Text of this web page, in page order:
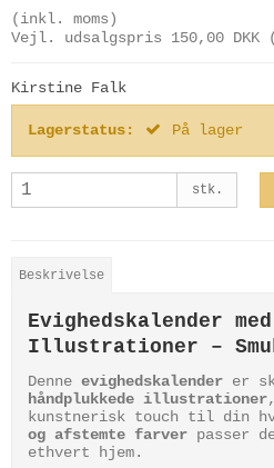
(inkl. moms)
Vejl. udsalgspris 150,00 DKK
Kirstine Falk
Lagerstatus: På lager
stk.
Beskrivelse
Evighedskalender
Illustrationer –
Denne evighedskalender er
håndplukkede illustrationer
kunstnerisk touch til din
og afstemte farver passer
ethvert hjem.